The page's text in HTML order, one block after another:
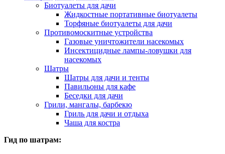
Биотуалеты для дачи
Жидкостные портативные биотуалеты
Торфяные биотуалеты для дачи
Противомоскитные устройства
Газовые уничтожители насекомых
Инсектицидные лампы-ловушки для
насекомых
Шатры
Шатры для дачи и тенты
Павильоны для кафе
Беседки для дачи
Грили, мангалы, барбекю
Гриль для дачи и отдыха
Чаша для костра
Гид по шатрам: